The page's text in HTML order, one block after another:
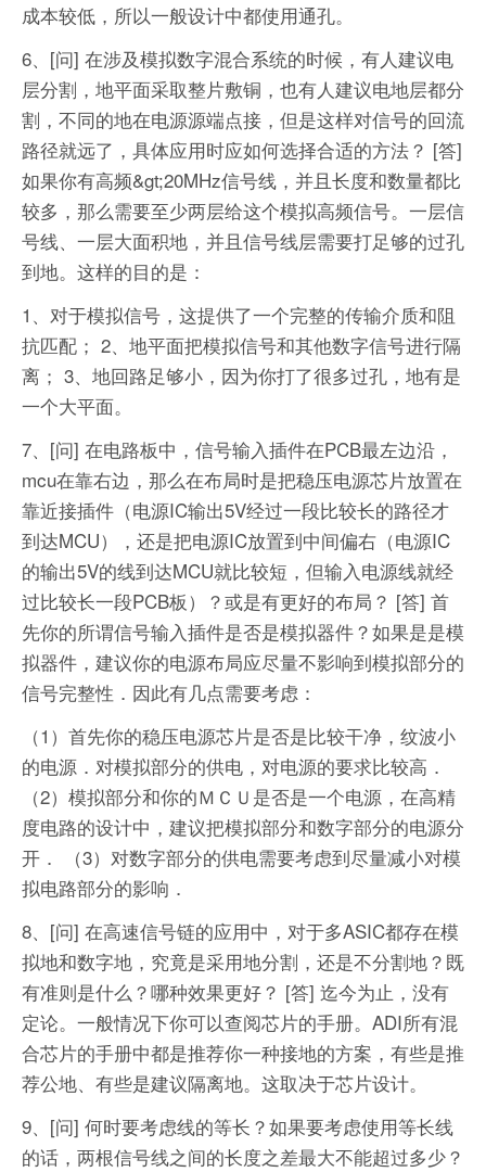
成本较低，所以一般设计中都使用通孔。
6、[问] 在涉及模拟数字混合系统的时候，有人建议电
层分割，地平面采取整片敷铜，也有人建议电地层都分
割，不同的地在电源源端点接，但是这样对信号的回流
路径就远了，具体应用时应如何选择合适的方法？ [答]
如果你有高频&gt;20MHz信号线，并且长度和数量都比
较多，那么需要至少两层给这个模拟高频信号。一层信
号线、一层大面积地，并且信号线层需要打足够的过孔
到地。这样的目的是：
1、对于模拟信号，这提供了一个完整的传输介质和阻
抗匹配； 2、地平面把模拟信号和其他数字信号进行隔
离； 3、地回路足够小，因为你打了很多过孔，地有是
一个大平面。
7、[问] 在电路板中，信号输入插件在PCB最左边沿，
mcu在靠右边，那么在布局时是把稳压电源芯片放置在
靠近接插件（电源IC输出5V经过一段比较长的路径才
到达MCU），还是把电源IC放置到中间偏右（电源IC
的输出5V的线到达MCU就比较短，但输入电源线就经
过比较长一段PCB板）？或是有更好的布局？ [答] 首
先你的所谓信号输入插件是否是模拟器件？如果是是模
拟器件，建议你的电源布局应尽量不影响到模拟部分的
信号完整性．因此有几点需要考虑：
（1）首先你的稳压电源芯片是否是比较干净，纹波小
的电源．对模拟部分的供电，对电源的要求比较高．
（2）模拟部分和你的ＭＣＵ是否是一个电源，在高精
度电路的设计中，建议把模拟部分和数字部分的电源分
开．
（3）对数字部分的供电需要考虑到尽量减小对模
拟电路部分的影响．
8、[问] 在高速信号链的应用中，对于多ASIC都存在模
拟地和数字地，究竟是采用地分割，还是不分割地？既
有准则是什么？哪种效果更好？ [答] 迄今为止，没有
定论。一般情况下你可以查阅芯片的手册。ADI所有混
合芯片的手册中都是推荐你一种接地的方案，有些是推
荐公地、有些是建议隔离地。这取决于芯片设计。
9、[问] 何时要考虑线的等长？如果要考虑使用等长线
的话，两根信号线之间的长度之差最大不能超过多少？